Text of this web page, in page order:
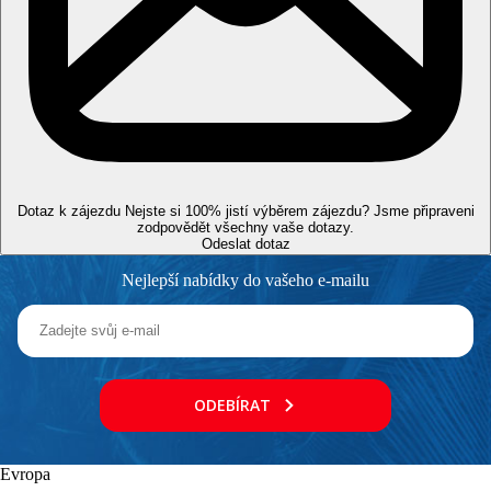
VISA, EC/MC, AMEX, Diners Club.
Web
http://www.sentidohotels.com
Internet
Rozsah a kvalita výše uvedených služeb a aktivit může být
ovlivněna zavedením případných hygienických či
protiepidemických opatření v dané destinaci.
Vzdálenosti
Centrum města
102 km
Vzdálenost od nejbližšího letiště
Dotaz k zájezdu Nejste si 100% jistí výběrem zájezdu? Jsme připraveni
zodpovědět všechny vaše dotazy.
Odeslat dotaz
Nejlepší nabídky do vašeho e-mailu
ODEBÍRAT
Evropa